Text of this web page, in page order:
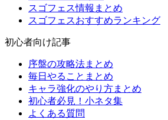
スゴフェス情報まとめ
スゴフェスおすすめランキング
初心者向け記事
序盤の攻略法まとめ
毎日やることまとめ
キャラ強化のやり方まとめ
初心者必見！小ネタ集
よくある質問